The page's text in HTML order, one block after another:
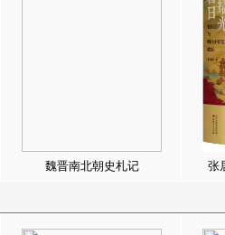
魏晋南北朝史札记 张